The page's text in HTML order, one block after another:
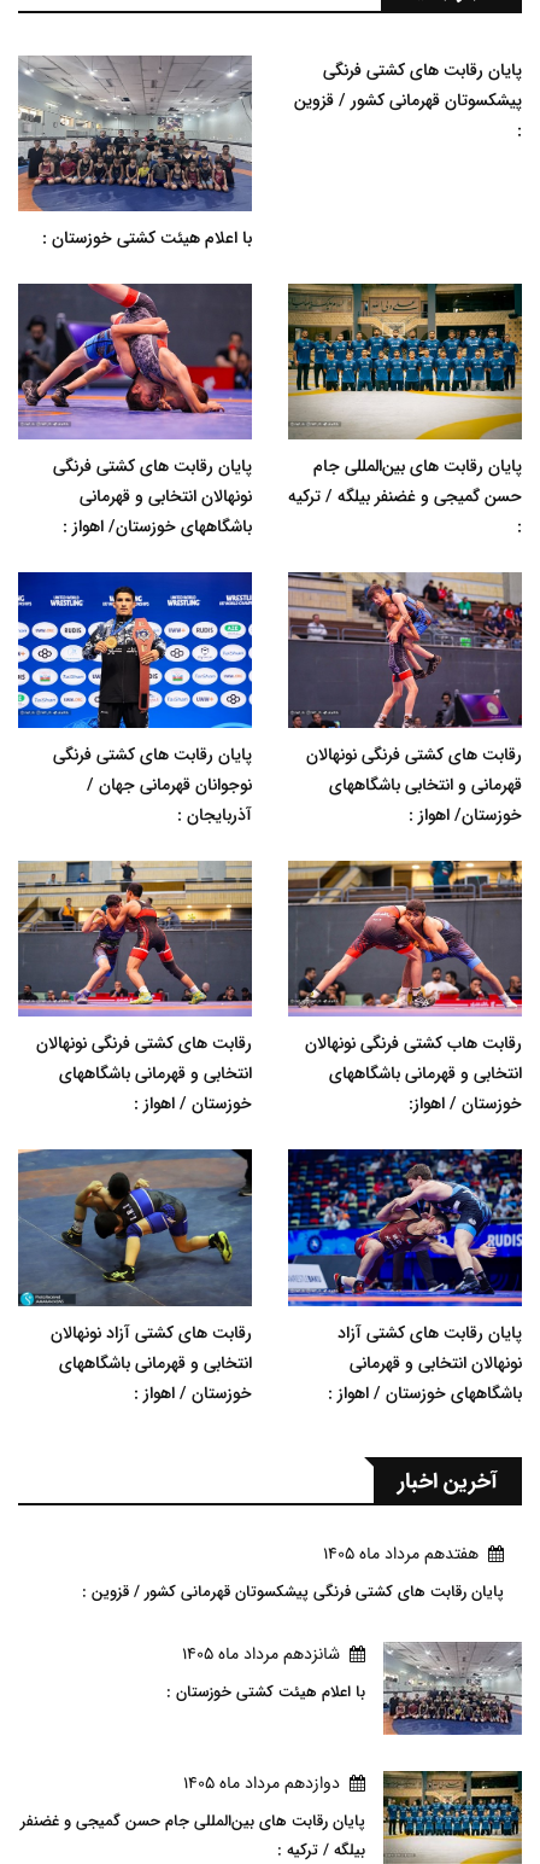
پایان رقابت های کشتی فرنگی
پیشکسوتان قهرمانی کشور / قزوین
:
با اعلام هیئت کشتی خوزستان :
پایان رقابت های بین‌المللی جام
حسن گمیجی و غضنفر بیلگه / ترکیه
:
پایان رقابت های کشتی فرنگی
نونهالان انتخابی و قهرمانی
باشگاههای خوزستان/ اهواز :
رقابت های کشتی فرنگی نونهالان
قهرمانی و انتخابی باشگاههای
خوزستان/ اهواز :
پایان رقابت های کشتی فرنگی
نوجوانان قهرمانی جهان /
آذربایجان :
رقابت هاب کشتی فرنگی نونهالان
انتخابی و قهرمانی باشگاههای
خوزستان / اهواز:
رقابت های کشتی فرنگی نونهالان
انتخابی و قهرمانی باشگاههای
خوزستان / اهواز :
پایان رقابت های کشتی آزاد
نونهالان انتخابی و قهرمانی
باشگاههای خوزستان / اهواز :
رقابت های کشتی آزاد نونهالان
انتخابی و قهرمانی باشگاههای
خوزستان / اهواز :
آخرین اخبار
هفتدهم مرداد ماه 1405
پایان رقابت های کشتی فرنگی پیشکسوتان قهرمانی کشور / قزوین :
شانزدهم مرداد ماه 1405
با اعلام هیئت کشتی خوزستان :
دوازدهم مرداد ماه 1405
پایان رقابت های بین‌المللی جام حسن گمیجی و غضنفر
بیلگه / ترکیه :